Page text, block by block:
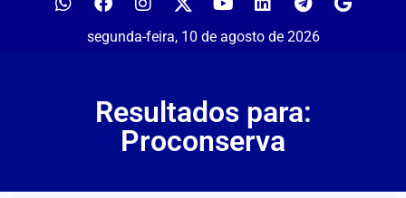
segunda-feira, 10 de agosto de 2026
Resultados para:
Proconserva